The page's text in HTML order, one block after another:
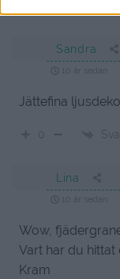
Sandra
10 år sedan
Jättefina
0
Lina
10 år sedan
Wow,
Vart har du hittat
Kram